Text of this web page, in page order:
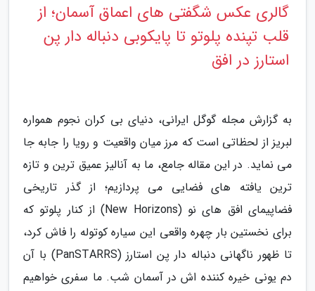
گالری عکس شگفتی های اعماق آسمان؛ از
قلب تپنده پلوتو تا پایکوبی دنباله دار پن
استارز در افق
به گزارش مجله گوگل ایرانی، دنیای بی کران نجوم همواره
لبریز از لحظاتی است که مرز میان واقعیت و رویا را جابه جا
می نماید. در این مقاله جامع، ما به آنالیز عمیق ترین و تازه
ترین یافته های فضایی می پردازیم؛ از گذر تاریخی
فضاپیمای افق های نو (New Horizons) از کنار پلوتو که
برای نخستین بار چهره واقعی این سیاره کوتوله را فاش کرد،
تا ظهور ناگهانی دنباله دار پن استارز (PanSTARRS) با آن
دم یونی خیره کننده اش در آسمان شب. ما سفری خواهیم